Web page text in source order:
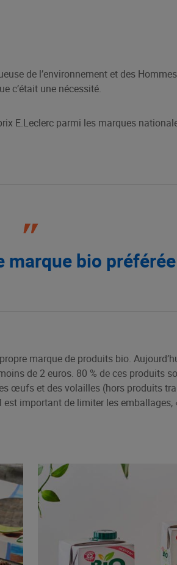
de l’environnement et des
c’était une nécessité.
E.Leclerc parmi les marques
marque bio
marque de produits bio.
de 2 euros. 80 % de ces produits
œufs et des volailles (hors produits
est important de limiter les emballages,